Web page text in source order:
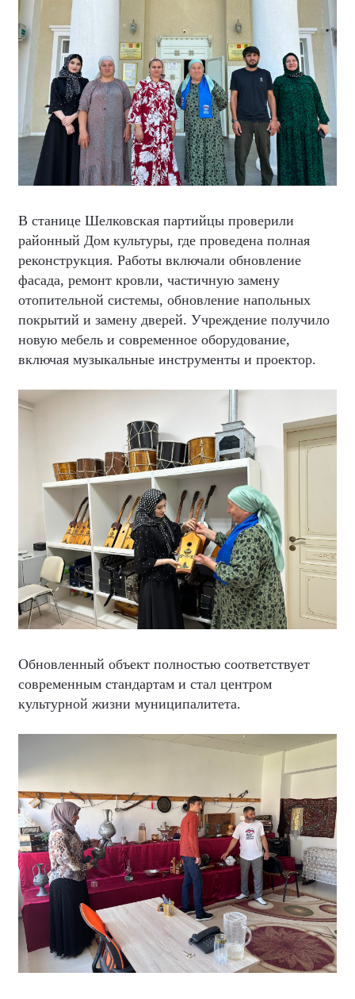
В станице Шелковская партийцы проверили
районный Дом культуры, где проведена полная
реконструкция. Работы включали обновление
фасада, ремонт кровли, частичную замену
отопительной системы, обновление напольных
покрытий и замену дверей. Учреждение получило
новую мебель и современное оборудование,
включая музыкальные инструменты и проектор.
Обновленный объект полностью соответствует
современным стандартам и стал центром
культурной жизни муниципалитета.